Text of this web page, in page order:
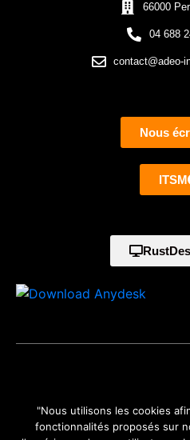
66000
04 688
contact@adeo-
Nous
ITSM
Pyrénées Orientales (66)
Occitanie est une marque de
"Nous utilisons les cookies
fonctionnalités proposés sur